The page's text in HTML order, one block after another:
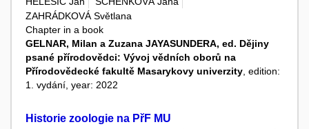
ZAHRÁDKOVÁ Světlana
Chapter in a book
GELNAR, Milan a Zuzana JAYASUNDERA, ed. Dějiny
psané přírodovědci: Vývoj vědních oborů na
Přírodovědecké fakultě Masarykovy univerzity, edition:
1. vydání, year: 2022
Historie zoologie na PřF MU